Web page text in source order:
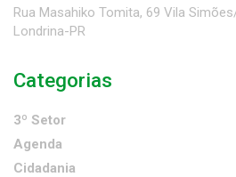
Rua Masahiko Tomita, 69 Vila
Londrina-PR
Categorias
3º Setor
Agenda
Cidadania